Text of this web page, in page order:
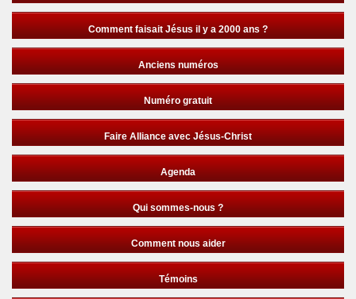
Comment faisait Jésus il y a 2000 ans ?
Anciens numéros
Numéro gratuit
Faire Alliance avec Jésus-Christ
Agenda
Qui sommes-nous ?
Comment nous aider
Témoins